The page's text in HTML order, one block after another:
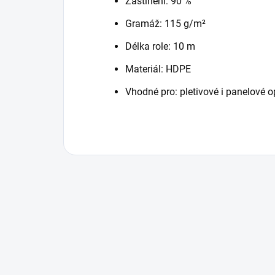
Gramáž: 115 g/m²
Délka role: 10 m
Materiál: HDPE
Vhodné pro: pletivové i panelové